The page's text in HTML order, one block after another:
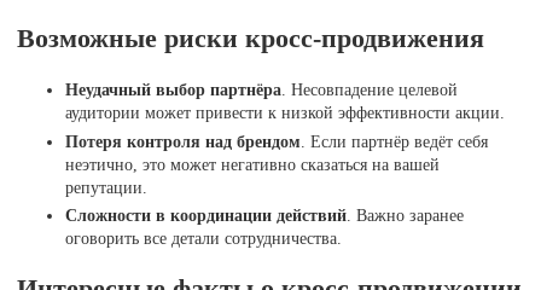
Возможные риски кросс-продвижения
Неудачный выбор партнёра. Несовпадение целевой
аудитории может привести к низкой эффективности акции.
Потеря контроля над брендом . Если партнёр ведёт себя
неэтично, это может негативно сказаться на вашей
репутации.
Сложности в координации действий . Важно заранее
оговорить все детали сотрудничества.